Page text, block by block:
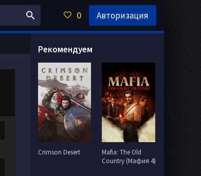
Рекомендуем
Crimson Desert
Mafia: The Old
Country (Мафия 4)
0 Авторизация